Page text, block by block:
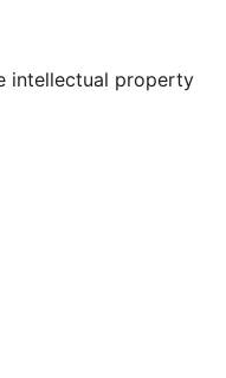
intellectual property